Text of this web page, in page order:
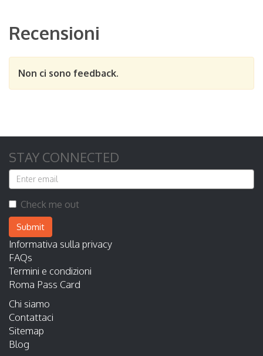
Recensioni
Non ci sono feedback.
STAY CONNECTED
Check me out
Submit
Informativa sulla privacy
FAQs
Termini e condizioni
Roma Pass Card
Chi siamo
Contattaci
Sitemap
Blog